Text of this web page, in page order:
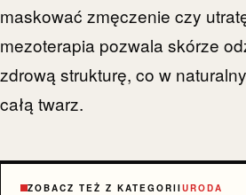
maskować zmęczenie czy
mezoterapia pozwala skórze
zdrową strukturę, co w
całą twarz.
ZOBACZ TEŻ Z KATEGORIIURODA